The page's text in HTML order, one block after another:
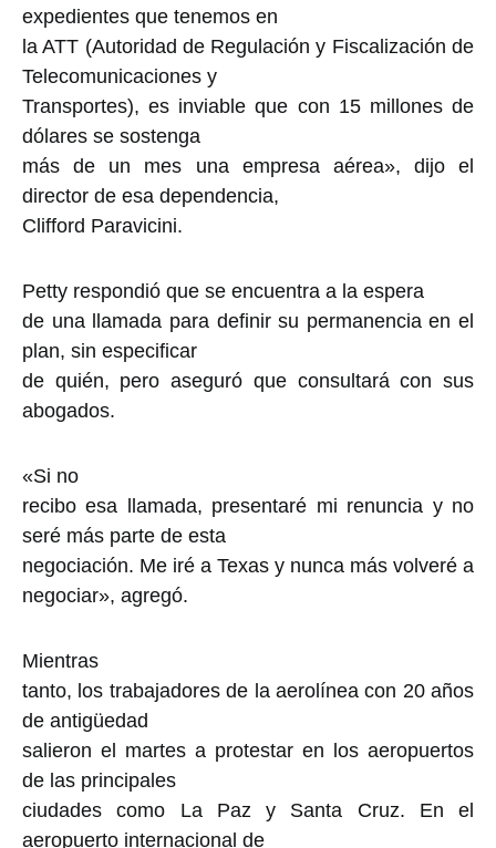
expedientes que tenemos en
la ATT (Autoridad de Regulación y Fiscalización de
Telecomunicaciones y
Transportes), es inviable que con 15 millones de
dólares se sostenga
más de un mes una empresa aérea», dijo el
director de esa dependencia,
Clifford Paravicini.
Petty respondió que se encuentra a la espera
de una llamada para definir su permanencia en el
plan, sin especificar
de quién, pero aseguró que consultará con sus
abogados.
«Si no
recibo esa llamada, presentaré mi renuncia y no
seré más parte de esta
negociación. Me iré a Texas y nunca más volveré a
negociar», agregó.
Mientras
tanto, los trabajadores de la aerolínea con 20 años
de antigüedad
salieron el martes a protestar en los aeropuertos
de las principales
ciudades como La Paz y Santa Cruz. En el
aeropuerto internacional de